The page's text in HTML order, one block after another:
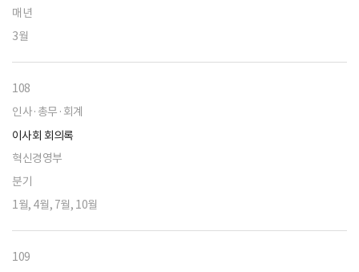
매년
3월
108
인사·총무·회계
이사회 회의록
혁신경영부
분기
1월, 4월, 7월, 10월
109